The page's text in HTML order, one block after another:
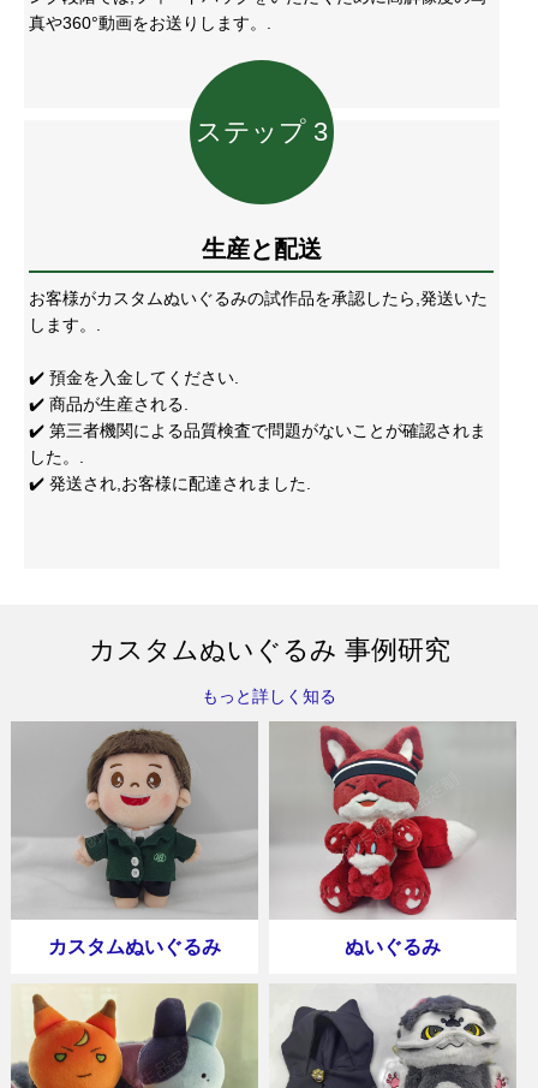
真や360°動画をお送りします。.
ステップ 3
生産と配送
お客様がカスタムぬいぐるみの試作品を承認したら,発送いた
します。.
✔️ 預金を入金してください.
✔️ 商品が生産される.
✔️ 第三者機関による品質検査で問題がないことが確認されま
した。.
✔️ 発送され,お客様に配達されました.
カスタムぬいぐるみ 事例研究
もっと詳しく知る
カスタムぬいぐるみ ぬいぐるみ